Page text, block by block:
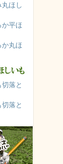
丸ほし
か平ほ
か丸ほ
切落と
切落と